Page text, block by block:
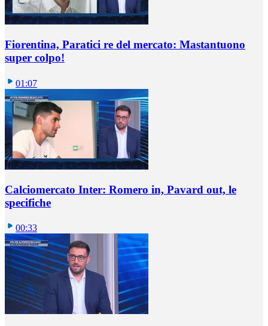
Fiorentina, Paratici re del mercato: Mastantuono
super colpo!
01:07
Calciomercato Inter: Romero in, Pavard out, le
specifiche
00:33